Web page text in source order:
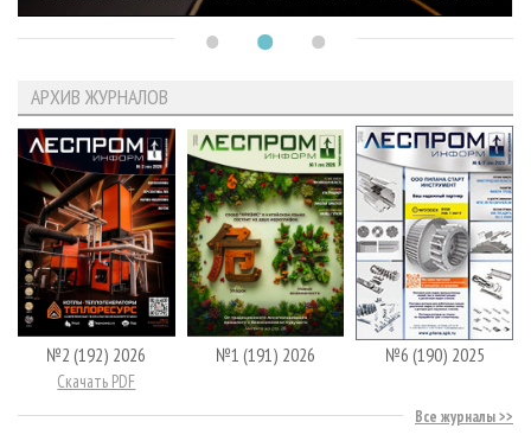
АРХИВ ЖУРНАЛОВ
№2 (192) 2026
Скачать PDF
№1 (191) 2026 №6 (190) 2025
Все журналы